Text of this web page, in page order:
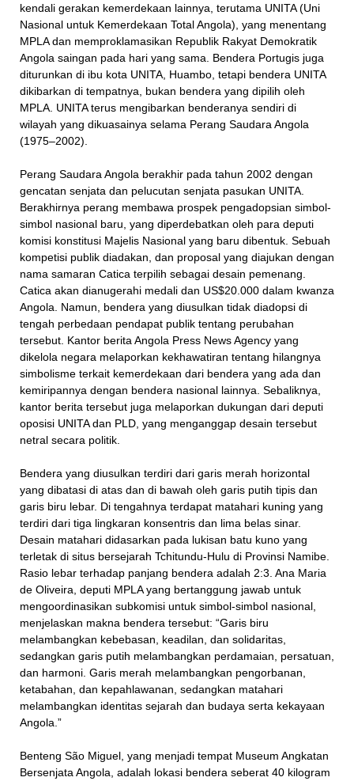
kendali gerakan kemerdekaan lainnya, terutama UNITA (Uni
Nasional untuk Kemerdekaan Total Angola), yang menentang
MPLA dan memproklamasikan Republik Rakyat Demokratik
Angola saingan pada hari yang sama. Bendera Portugis juga
diturunkan di ibu kota UNITA, Huambo, tetapi bendera UNITA
dikibarkan di tempatnya, bukan bendera yang dipilih oleh
MPLA. UNITA terus mengibarkan benderanya sendiri di
wilayah yang dikuasainya selama Perang Saudara Angola
(1975–2002).
Perang Saudara Angola berakhir pada tahun 2002 dengan
gencatan senjata dan pelucutan senjata pasukan UNITA.
Berakhirnya perang membawa prospek pengadopsian simbol-
simbol nasional baru, yang diperdebatkan oleh para deputi
komisi konstitusi Majelis Nasional yang baru dibentuk. Sebuah
kompetisi publik diadakan, dan proposal yang diajukan dengan
nama samaran Catica terpilih sebagai desain pemenang.
Catica akan dianugerahi medali dan US$20.000 dalam kwanza
Angola. Namun, bendera yang diusulkan tidak diadopsi di
tengah perbedaan pendapat publik tentang perubahan
tersebut. Kantor berita Angola Press News Agency yang
dikelola negara melaporkan kekhawatiran tentang hilangnya
simbolisme terkait kemerdekaan dari bendera yang ada dan
kemiripannya dengan bendera nasional lainnya. Sebaliknya,
kantor berita tersebut juga melaporkan dukungan dari deputi
oposisi UNITA dan PLD, yang menganggap desain tersebut
netral secara politik.
Bendera yang diusulkan terdiri dari garis merah horizontal
yang dibatasi di atas dan di bawah oleh garis putih tipis dan
garis biru lebar. Di tengahnya terdapat matahari kuning yang
terdiri dari tiga lingkaran konsentris dan lima belas sinar.
Desain matahari didasarkan pada lukisan batu kuno yang
terletak di situs bersejarah Tchitundu-Hulu di Provinsi Namibe.
Rasio lebar terhadap panjang bendera adalah 2:3. Ana Maria
de Oliveira, deputi MPLA yang bertanggung jawab untuk
mengoordinasikan subkomisi untuk simbol-simbol nasional,
menjelaskan makna bendera tersebut: “Garis biru
melambangkan kebebasan, keadilan, dan solidaritas,
sedangkan garis putih melambangkan perdamaian, persatuan,
dan harmoni. Garis merah melambangkan pengorbanan,
ketabahan, dan kepahlawanan, sedangkan matahari
melambangkan identitas sejarah dan budaya serta kekayaan
Angola.”
Benteng São Miguel, yang menjadi tempat Museum Angkatan
Bersenjata Angola, adalah lokasi bendera seberat 40 kilogram